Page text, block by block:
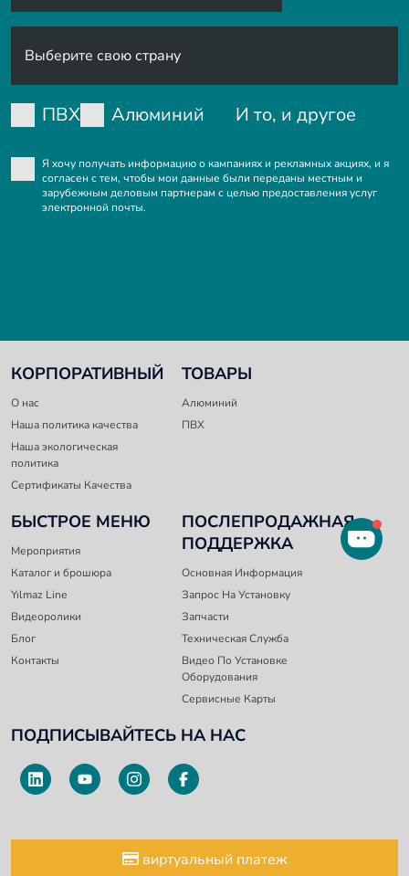
ПВХ Алюминий И то, и другое
Я хочу получать информацию о кампаниях и рекламных акциях, и я
согласен с тем, чтобы мои данные были переданы местным и
зарубежным деловым партнерам с целью предоставления услуг
электронной почты.
КОРПОРАТИВНЫЙ
O нас
Наша политика качества
Наша экологическая
политика
Сертификаты Качества
ТОВАРЫ
Алюминий
ПВХ
БЫСТРОЕ МЕНЮ
Мероприятия
Каталог и брошюра
Yılmaz Line
Видеоролики
Блог
Контакты
ПОСЛЕПРОДАЖНАЯ
ПОДДЕРЖКА
Основная Информация
Запрос На Установку
Запчасти
Техническая Служба
Видео По Установке
Оборудования
Сервисные Карты
ПОДПИСЫВАЙТЕСЬ НА НАС
виртуальный платеж